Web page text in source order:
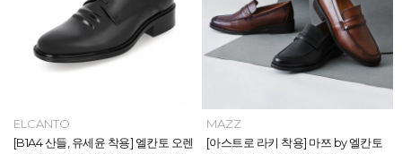
MAZZ
마쯔 by 엘칸토 남성 데이엔 스니커즈
INTENSE
[아스트로 엠제이 착용] 인텐스 by 엘
ELCANTO
[B1A4 산들, 유세윤 착용] 엘칸토 오렌
MAZZ
[아스트로 라키 착용] 마쯔 by 엘칸토
MAZZ
[박형식, 지창욱 착용] 마쯔 by 엘칸토
MAZZ
[안보현 착용] 마쯔 by 엘칸토 남성 캐
MAZZ
마쯔 by 엘칸토 남성 데일리 컴포트화
MAZZ
마쯔 by 엘칸토 남성 캐주얼 더비 슈
MAZZ
마쯔 by 엘칸토 남성 데이엔 스니커즈
INTENSE
[아스트로 엠제이 착용] 인텐스 by 엘
ELCANTO
[B1A4 산들, 유세윤 착용] 엘칸토 오렌
MAZZ
[아스트로 라키 착용] 마쯔 by 엘칸토